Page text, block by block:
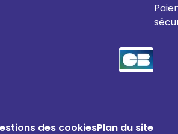
des cookiesPlan du site